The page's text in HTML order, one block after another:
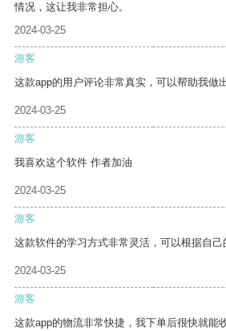
情况，这让我非常担心。
2024-03-25
游客
这款app的用户评论非常真实，可以帮助我做
2024-03-25
游客
我喜欢这个软件 作者加油
2024-03-25
游客
这款软件的学习方式非常灵活，可以根据自己
2024-03-25
游客
这款app的物流非常快捷，我下单后很快就能